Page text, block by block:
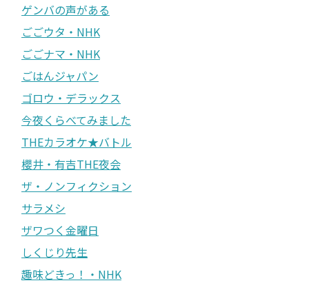
ゲンバの声がある
ごごウタ・NHK
ごごナマ・NHK
ごはんジャパン
ゴロウ・デラックス
今夜くらべてみました
THEカラオケ★バトル
櫻井・有吉THE夜会
ザ・ノンフィクション
サラメシ
ザワつく金曜日
しくじり先生
趣味どきっ！・NHK